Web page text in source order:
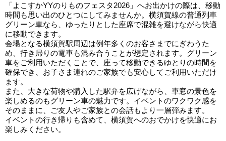
「よこすかYYのりものフェスタ2026」へお出かけの際は、移動
時間も思い出のひとつにしてみませんか。横須賀線の普通列車
グリーン車なら、ゆったりとした座席で混雑を避けながら快適
に移動できます。
会場となる横須賀駅周辺は例年多くのお客さまでにぎわうた
め、行き帰りの電車も混み合うことが想定されます。グリーン
車をご利用いただくことで、座って移動できるゆとりの時間を
確保でき、お子さま連れのご家族でも安心してご利用いただけ
ます。
また、大きな荷物や購入した駅弁を広げながら、車窓の景色を
楽しめるのもグリーン車の魅力です。イベントのワクワク感を
そのままに、ご友人やご家族との会話もより一層弾みます。
イベントの行き帰りも含めて、横須賀へのおでかけを快適にお
楽しみください。